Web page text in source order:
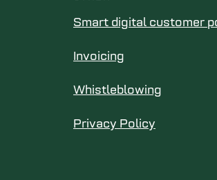
Smart digital customer
Invoicing
Whistleblowing
Privacy Policy